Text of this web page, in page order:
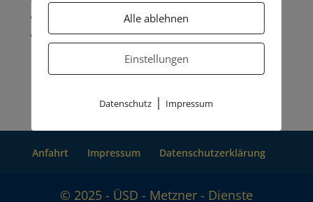
SiGeKo-Ausbildung nach RAB 30
zusätzliche spezifische Fortbildung je
nach Einsatzgebiet
Anfahrt Impressum Datenschutzerklärung
© 2025 - ÜSD - Metzner - Dienste
Alle ablehnen
Einstellungen
Datenschutz | Impressum